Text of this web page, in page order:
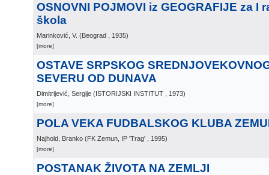
OSNOVNI POJMOVI iz GEOGRAFIJE za I
škola
Marinković, V. (Beograd , 1935)
[more]
OSTAVE SRPSKOG
SEVERU OD DUNAVA
Dimitrijević, Sergije (ISTORIJSKI INSTITUT , 1973)
[more]
POLA VEKA FUDBALSKOG KLUBA
Najhold, Branko (FK Zemun, IP 'Trag' , 1995)
[more]
POSTANAK ŽIVOTA NA ZEMLJI